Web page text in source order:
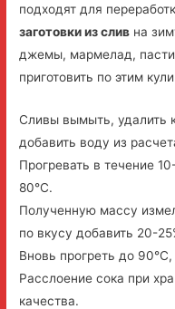
подходят для
заготовки из слив на
джемы, мармелад,
приготовить по этим
Сливы вымыть, удалить
добавить воду из
Прогревать в течение
80°C.
Полученную массу
по вкусу добавить 20-
Вновь прогреть до
Расслоение сока при
качества.